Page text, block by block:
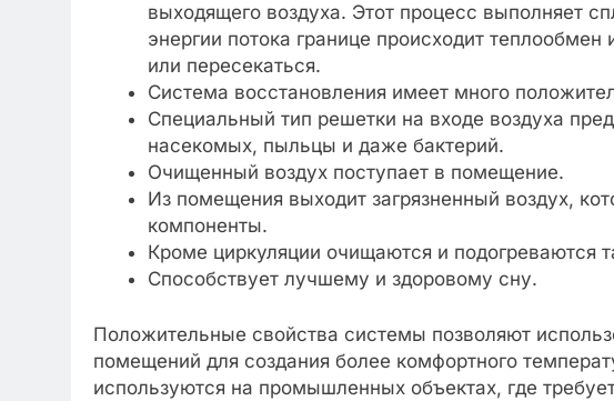
выходящего воздуха. Этот процесс выполняет
энергии потока границе происходит
или пересекаться.
Система восстановления имеет много
Специальный тип решетки на входе воздуха
насекомых, пыльцы и даже бактерий.
Очищенный воздух поступает в помещение.
Из помещения выходит загрязненный воздух,
компоненты.
Кроме циркуляции очищаются и подогреваются
Способствует лучшему и здоровому сну.
Положительные свойства системы позволяют
помещений для создания более комфортного
используются на промышленных объектах, где